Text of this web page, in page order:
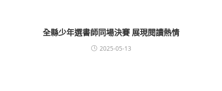
全縣少年選書師同場決賽 展現閱讀熱情
2025-05-13